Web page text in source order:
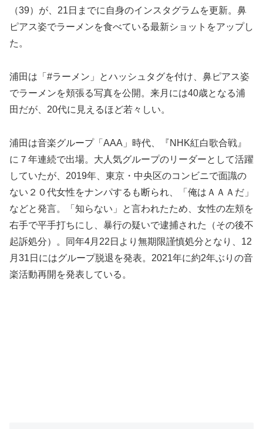
（39）が、21日までに自身のインスタグラムを更新。鼻
ピアス姿でラーメンを食べている最新ショットをアップし
た。
浦田は「#ラーメン」とハッシュタグを付け、鼻ピアス姿
でラーメンを頬張る写真を公開。来月には40歳となる浦
田だが、20代に見えるほど若々しい。
浦田は音楽グループ「AAA」時代、『NHK紅白歌合戦』
に７年連続で出場。大人気グループのリーダーとして活躍
していたが、2019年、東京・中央区のコンビニで面識の
ない２０代女性をナンパするも断られ、「俺はＡＡＡだ」
などと発言。「知らない」と言われたため、女性の左頬を
右手で平手打ちにし、暴行の疑いで逮捕された（その後不
起訴処分）。同年4月22日より無期限謹慎処分となり、12
月31日にはグループ脱退を発表。2021年に約2年ぶりの音
楽活動再開を発表している。